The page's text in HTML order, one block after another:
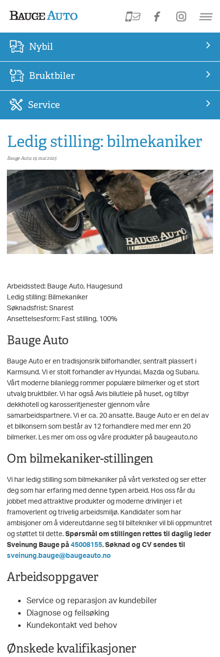
Nybil
Bruktbiler
Service
Ledig stilling: bilmekaniker
Bauge Auto, 19, mai 2025
Arbeidssted: Bauge Auto, Haugesund
Ledig stilling: Bilmekaniker
Søknadsfrist: Snarest
Ansettelsesform: Fast stilling, 100%
Bauge Auto
Bauge Auto er en tradisjonsrik bilforhandler, sentralt plassert i
Karmsund. Vi er stolt forhandler av Hyundai, Mazda og Subaru.
Vårt moderne bilanlegg rommer populære bilmerker og et stort
utvalg bruktbiler. Vi har også Avis bilutleie på huset, og tilbyr
dekkhotell og karosseritjenester gjennom våre
samarbeidspartnere. Vi er ca. 20 ansatte. Bauge Auto er en del av
et bilkonsern som består av 12 forhandlere med mer enn 20
bilmerker. Les mer om oss og våre produkter på baugeauto.no
Om bilmekaniker-stillingen
Vi har ledig stilling som bilmekaniker på vårt verksted og ser etter
deg som har erfaring med denne typen arbeid. Hos oss får du
jobbet med attraktive produkter og moderne drivlinjer i et
framoverlent og trivelig arbeidsmiljø. Kandidater som har
ambisjoner om å videreutdanne seg til biltekniker vil bli oppmuntret
og støttet til dette.Spørsmål om stillingen rettes til daglig leder
Sveinung Bauge på45008155. Søknad og CV sendes til
sveinung.bauge@baugeauto.no
Arbeidsoppgaver
Service og reparasjon av kundebiler
Diagnose og feilsøking
Kundekontakt ved behov
Ønskede kvalifikasjoner